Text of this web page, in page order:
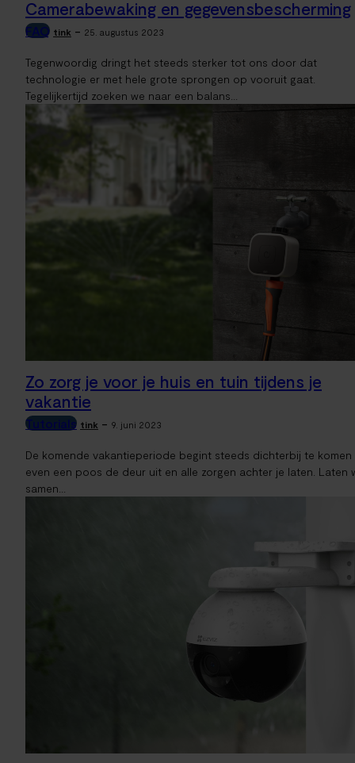
Camerabewaking en gegevensbescherming
FAQ tink - 25. augustus 2023
Tegenwoordig dringt het steeds sterker tot ons door dat
technologie er met hele grote sprongen op vooruit gaat.
Tegelijkertijd zoeken we naar een balans...
Zo zorg je voor je huis en tuin tijdens je
vakantie
Tutorials tink - 9. juni 2023
De komende vakantieperiode begint steeds dichterbij te komen
even een poos de deur uit en alle zorgen achter je laten. Laten
samen...